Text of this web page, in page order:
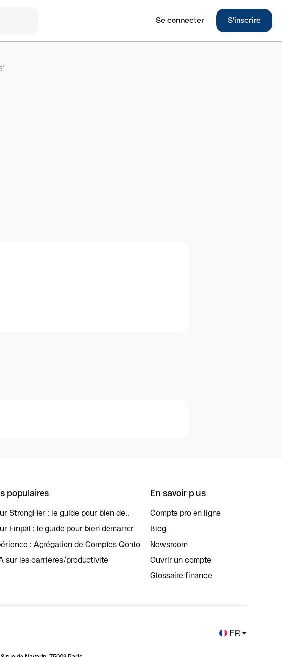
Se connecter S'inscrire
populaires
StrongHer : le guide pour bien dé...
Finpal : le guide pour bien démarrer
: Agrégation de Comptes Qonto
sur les carrières/productivité
En savoir plus
Compte pro en ligne
Blog
Newsroom
Ouvrir un compte
Glossaire finance
FR